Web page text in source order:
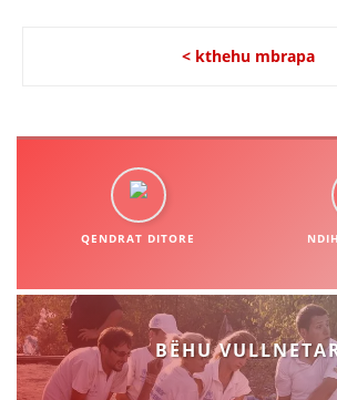
< kthehu mbrapa
QENDRAT DITORE
BËHU